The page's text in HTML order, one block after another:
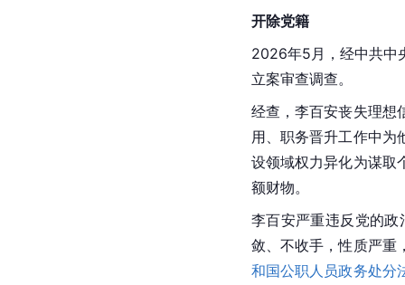
开除党籍
2026年5月，经中共中
立案审查调查。
经查，李百安丧失理想
用、职务晋升工作中为
设领域权力异化为谋取
额财物。
李百安严重违反党的
敛、不收手，性质严重
和国公职人员政务处分